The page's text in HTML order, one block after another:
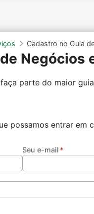
Cadastro no Guia
Negócios
parte do maior
possamos entrar em
Seu e-mail